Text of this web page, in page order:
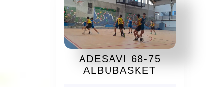
ADESAVI 68-75
ALBUBASKET